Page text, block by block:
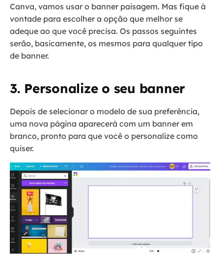
Canva, vamos usar o banner paisagem. Mas fique à
vontade para escolher a opção que melhor se
adeque ao que você precisa. Os passos seguintes
serão, basicamente, os mesmos para qualquer tipo
de banner.
3. Personalize o seu banner
Depois de selecionar o modelo de sua preferência,
uma nova página aparecerá com um banner em
branco, pronto para que você o personalize como
quiser.